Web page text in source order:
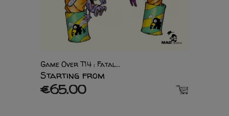
Game Over T14 : Fatal...
Starting from
€65.00